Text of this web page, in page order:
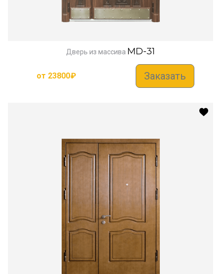
Дверь из массива MD-31
от 23800₽ Заказать